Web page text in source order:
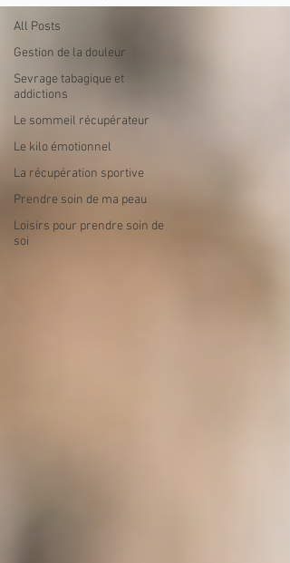
All Posts
Gestion de la douleur
Sevrage tabagique et
addictions
Le sommeil récupérateur
Le kilo émotionnel
La récupération sportive
Prendre soin de ma peau
Loisirs pour prendre soin de
soi